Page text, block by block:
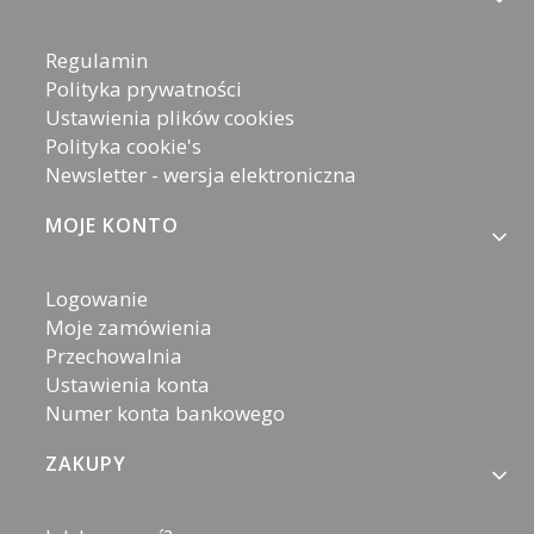
Regulamin
Polityka prywatności
Ustawienia plików cookies
Polityka cookie's
Newsletter - wersja elektroniczna
MOJE KONTO
Logowanie
Moje zamówienia
Przechowalnia
Ustawienia konta
Numer konta bankowego
ZAKUPY